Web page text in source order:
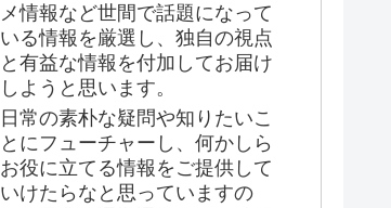
メ情報など世間で話題になって
いる情報を厳選し、独自の視点
と有益な情報を付加してお届け
しようと思います。
日常の素朴な疑問や知りたいこ
とにフューチャーし、何かしら
お役に立てる情報をご提供して
いけたらなと思っていますの